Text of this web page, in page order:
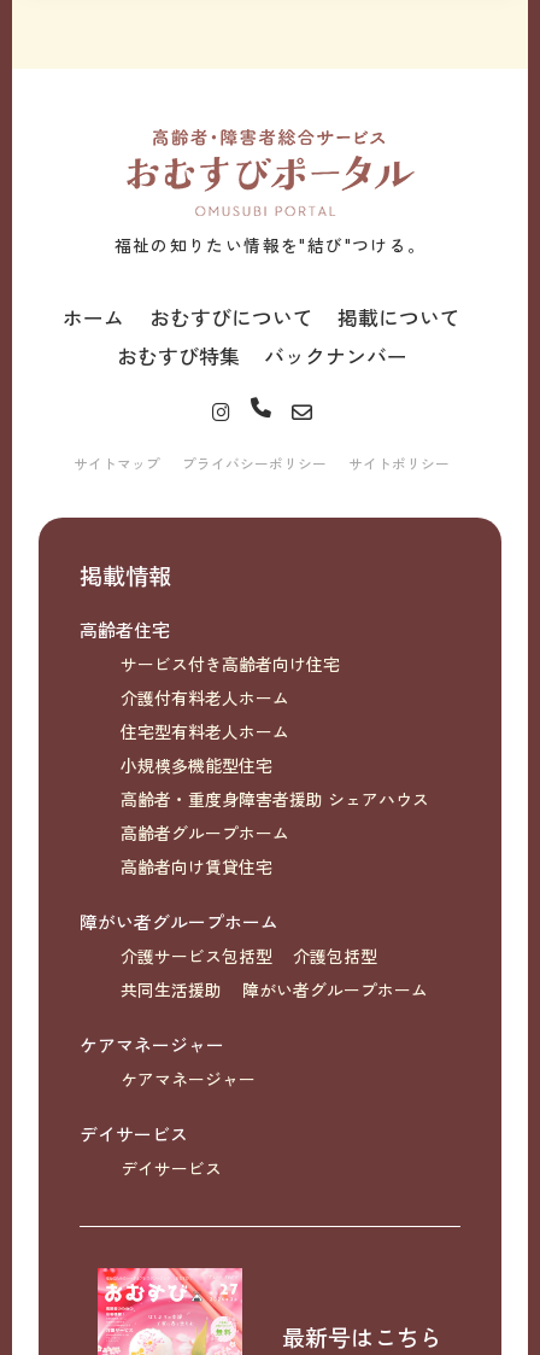
福祉の知りたい情報を"結び"つける。
ホーム おむすびについて
掲載について
おむすび特集
バックナンバー
サイトマップ プライバシーポリシー サイトポリシー
掲載情報
高齢者住宅
サービス付き高齢者向け住宅
介護付有料老人ホーム
住宅型有料老人ホーム
小規模多機能型住宅
高齢者・重度身障害者援助 シェアハウス
高齢者グループホーム
高齢者向け賃貸住宅
障がい者グループホーム
介護サービス包括型
介護包括型
共同生活援助
障がい者グループホーム
ケアマネージャー
ケアマネージャー
デイサービス
デイサービス
最新号はこちら